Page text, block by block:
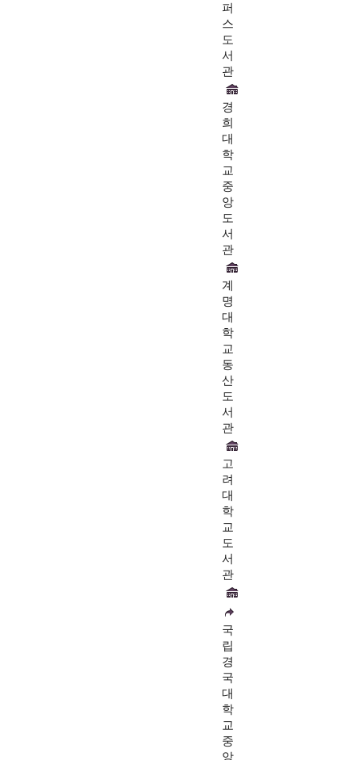
퍼
스
도
서
관
경
희
대
학
교
중
앙
도
서
관
계
명
대
학
교
동
산
도
서
관
고
려
대
학
교
도
서
관
국
립
경
국
대
학
교
중
앙